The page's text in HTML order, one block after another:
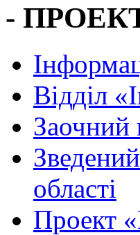
-
Вiддiл
Заочний
області
Проект